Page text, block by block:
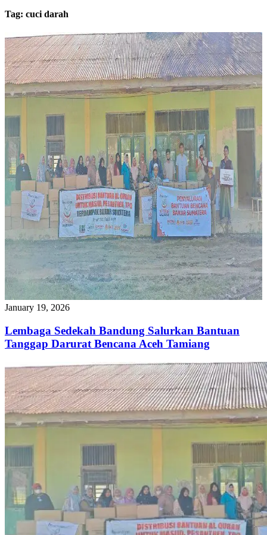
Tag: cuci darah
January 19, 2026
Lembaga Sedekah Bandung Salurkan Bantuan
Tanggap Darurat Bencana Aceh Tamiang